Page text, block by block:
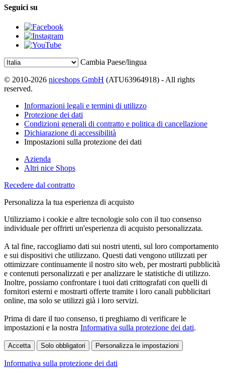
Seguici su
Cambia Paese/lingua
© 2010-2026 niceshops GmbH (ATU63964918) - All rights
reserved.
Informazioni legali e termini di utilizzo
Protezione dei dati
Condizioni generali di contratto e politica di cancellazione
Dichiarazione di accessibilità
Impostazioni sulla protezione dei dati
Azienda
Altri nice Shops
Recedere dal contratto
Personalizza la tua esperienza di acquisto
Utilizziamo i cookie e altre tecnologie solo con il tuo consenso
individuale per offrirti un'esperienza di acquisto personalizzata.
A tal fine, raccogliamo dati sui nostri utenti, sul loro comportamento
e sui dispositivi che utilizzano. Questi dati vengono utilizzati per
ottimizzare continuamente il nostro sito web, per mostrarti pubblicità
e contenuti personalizzati e per analizzare le statistiche di utilizzo.
Inoltre, possiamo confrontare i tuoi dati crittografati con quelli di
fornitori esterni e mostrarti offerte tramite i loro canali pubblicitari
online, ma solo se utilizzi già i loro servizi.
Prima di dare il tuo consenso, ti preghiamo di verificare le
impostazioni e la nostra Informativa sulla protezione dei dati.
Accetta Solo obbligatori Personalizza le impostazioni
Informativa sulla protezione dei dati